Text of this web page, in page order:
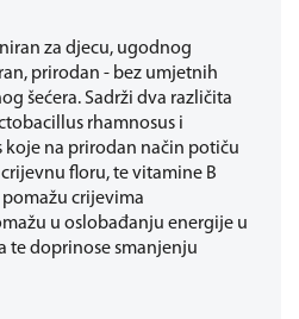
za djecu, ugodnog
prirodan - bez umjetnih
šećera. Sadrži dva različita
rhamnosus i
na prirodan način potiču
floru, te vitamine B
pomažu crijevima
u oslobađanju energije u
te doprinose smanjenju